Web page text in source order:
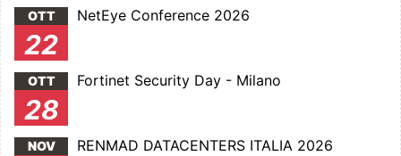
OTT
22
NetEye Conference 2026
OTT
28
Fortinet Security Day - Milano
NOV RENMAD DATACENTERS ITALIA 2026